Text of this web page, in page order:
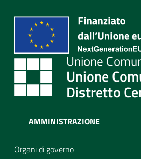
Unione
Distretto
AMMINISTRAZIONE
Organi di governo